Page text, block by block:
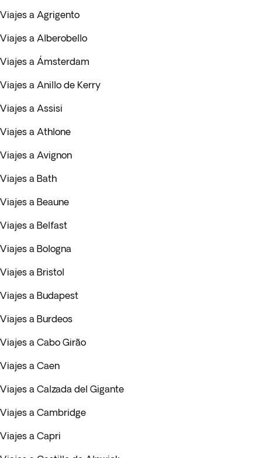
Viajes a Agrigento
Viajes a Alberobello
Viajes a Ámsterdam
Viajes a Anillo de Kerry
Viajes a Assisi
Viajes a Athlone
Viajes a Avignon
Viajes a Bath
Viajes a Beaune
Viajes a Belfast
Viajes a Bologna
Viajes a Bristol
Viajes a Budapest
Viajes a Burdeos
Viajes a Cabo Girão
Viajes a Caen
Viajes a Calzada del Gigante
Viajes a Cambridge
Viajes a Capri